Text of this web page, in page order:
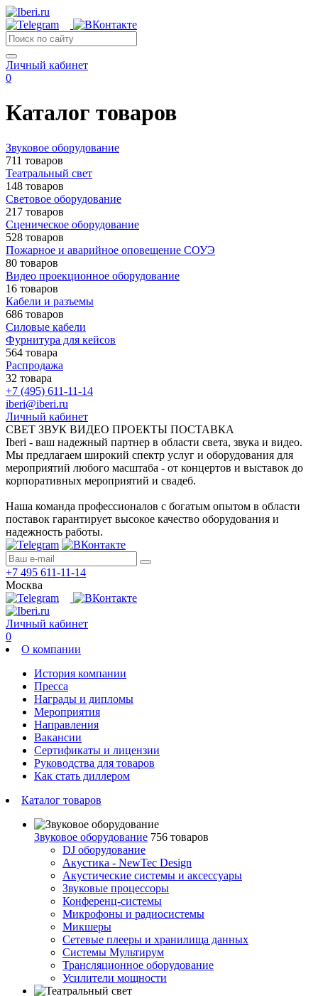
Личный кабинет
0
Каталог товаров
Звуковое оборудование
711 товаров
Театральный свет
148 товаров
Световое оборудование
217 товаров
Сценическое оборудование
528 товаров
Пожарное и аварийное оповещение СОУЭ
80 товаров
Видео проекционное оборудование
16 товаров
Кабели и разъемы
686 товаров
Силовые кабели
Фурнитура для кейсов
564 товара
Распродажа
32 товара
+7 (495) 611-11-14
iberi@iberi.ru
Личный кабинет
СВЕТ ЗВУК ВИДЕО ПРОЕКТЫ ПОСТАВКА
Iberi - ваш надежный партнер в области света, звука и видео.
Мы предлагаем широкий спектр услуг и оборудования для
мероприятий любого масштаба - от концертов и выставок до
корпоративных мероприятий и свадеб.
Наша команда профессионалов с богатым опытом в области
поставок гарантирует высокое качество оборудования и
надежность работы.
+7 495 611-11-14
Москва
Личный кабинет
0
О компании
История компании
Пресса
Награды и дипломы
Мероприятия
Направления
Вакансии
Сертификаты и лицензии
Руководства для товаров
Как стать диллером
Каталог товаров
Звуковое оборудование 756 товаров
DJ оборудование
Акустика - NewTec Design
Акустические системы и аксессуары
Звуковые процессоры
Конференц-системы
Микрофоны и радиосистемы
Микшеры
Сетевые плееры и хранилища данных
Системы Мультирум
Трансляционное оборудование
Усилители мощности